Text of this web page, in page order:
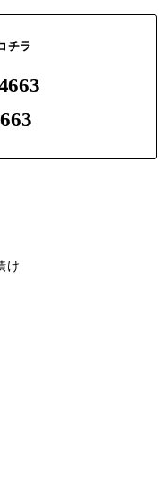
チラ
け